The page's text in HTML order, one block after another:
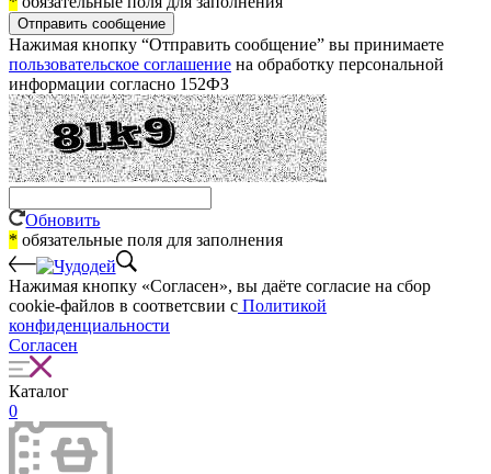
Отправить сообщение
Нажимая кнопку “Отправить сообщение” вы принимаете
пользовательское соглашение на обработку персональной
информации согласно 152ФЗ
Обновить
* обязательные поля для заполнения
Нажимая кнопку «Согласен», вы даёте cогласие на сбор
cookie-файлов в соответсвии с Политикой
конфиденциальности
Согласен
Каталог
0